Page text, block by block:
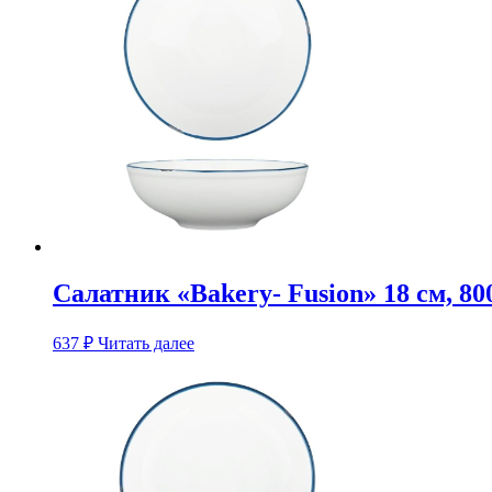
Салатник «Bakery- Fusion» 18 см,
637 ₽ Читать далее